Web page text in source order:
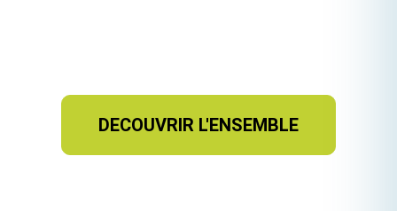
DECOUVRIR L'ENSEMBLE